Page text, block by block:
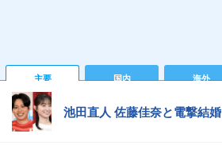
主要 国内 海外
池田直人 佐藤佳奈と電撃結婚